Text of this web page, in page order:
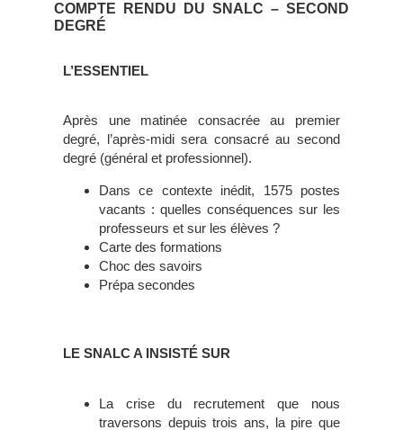
COMPTE RENDU DU SNALC – SECOND
DEGRÉ
L’ESSENTIEL
Après une matinée consacrée au premier
degré, l’après-midi sera consacré au second
degré (général et professionnel).
Dans ce contexte inédit, 1575 postes
vacants : quelles conséquences sur les
professeurs et sur les élèves ?
Carte des formations
Choc des savoirs
Prépa secondes
LE SNALC A INSISTÉ SUR
La crise du recrutement que nous
traversons depuis trois ans, la pire que